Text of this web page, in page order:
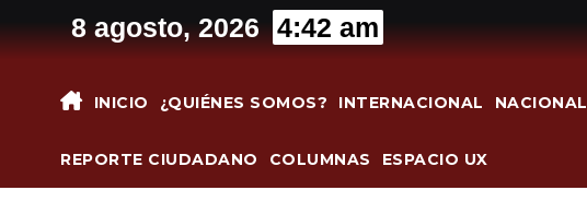
al
8 agosto, 2026 4:42 am
INICIO ¿QUIÉNES SOMOS? INTERNACIONAL NACIONAL
REPORTE CIUDADANO COLUMNAS ESPACIO UX